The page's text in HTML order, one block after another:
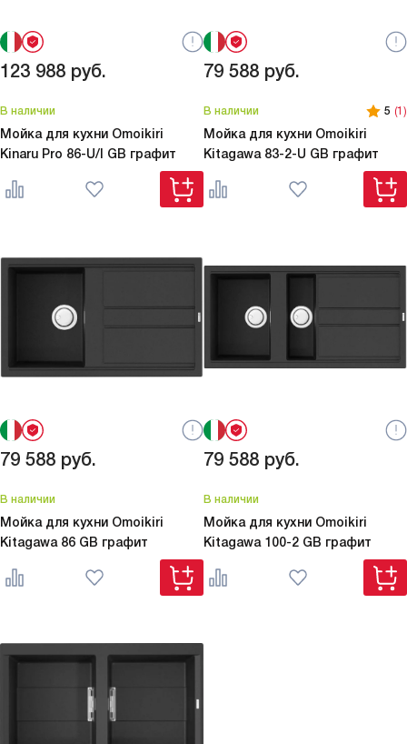
123 988 руб.
В наличии
Мойка для кухни Omoikiri
Kinaru Pro 86-U/I GB графит
79 588 руб.
В наличии 5 (1)
Мойка для кухни Omoikiri
Kitagawa 83-2-U GB графит
79 588 руб.
В наличии
Мойка для кухни Omoikiri
Kitagawa 86 GB графит
79 588 руб.
В наличии
Мойка для кухни Omoikiri
Kitagawa 100-2 GB графит